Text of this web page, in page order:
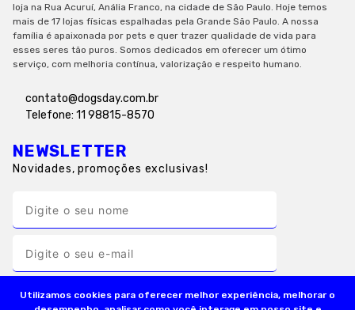
Utilizamos cookies para oferecer melhor experiência, melhorar o
loja na Rua Acuruí, Anália Franco, na cidade de São Paulo. Hoje temos
mais de 17 lojas físicas espalhadas pela Grande São Paulo. A nossa
família é apaixonada por pets e quer trazer qualidade de vida para
esses seres tão puros. Somos dedicados em oferecer um ótimo
serviço, com melhoria contínua, valorização e respeito humano.
contato@dogsday.com.br
Telefone: 11 98815-8570
NEWSLETTER
Novidades, promoções exclusivas!